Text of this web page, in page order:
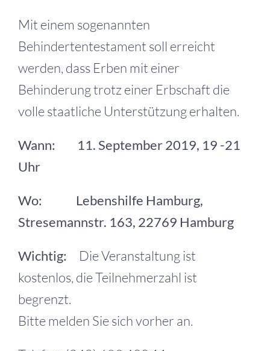
Mit einem sogenannten
Behindertentestament soll erreicht
werden, dass Erben mit einer
Behinderung trotz einer Erbschaft die
volle staatliche Unterstützung erhalten.
Wann: 11. September 2019, 19 -21
Uhr
Wo: Lebenshilfe Hamburg,
Stresemannstr. 163, 22769 Hamburg
Wichtig: Die Veranstaltung ist
kostenlos, die Teilnehmerzahl ist
begrenzt.
Bitte melden Sie sich vorher an.